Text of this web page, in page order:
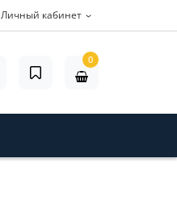
Личный кабинет
0